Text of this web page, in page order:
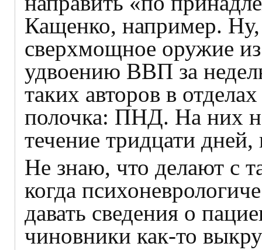
Кащенко, например. Ну,
сверхмощное оружие
удвоению ВВП за
таких авторов в
полочка: ПНД. На них
течение тридцати
Не знаю, что делают с
когда
давать сведения о
чиновники как-то